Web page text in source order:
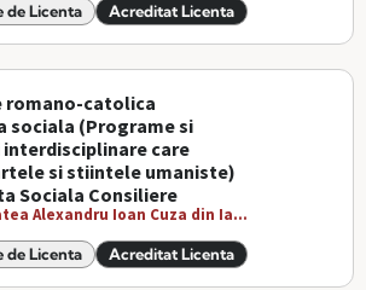
de Licenta Acreditat Licenta
romano-catolica
sociala (Programe si
care
si stiintele umaniste)
Sociala Consiliere
Alexandru Ioan Cuza din Ia...
de Licenta Acreditat Licenta